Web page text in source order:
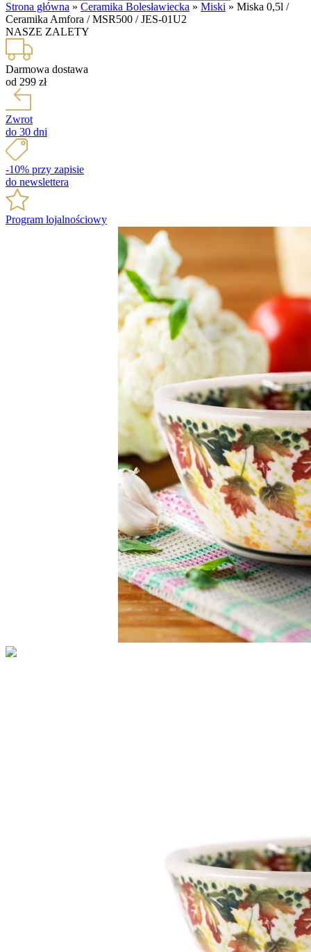
Strona główna » Ceramika Bolesławiecka » Miski » Miska 0,5l /
Ceramika Amfora / MSR500 / JES-01U2
NASZE ZALETY
Darmowa dostawa
od 299 zł
Zwrot
do 30 dni
-10% przy zapisie
do newslettera
Program lojalnościowy